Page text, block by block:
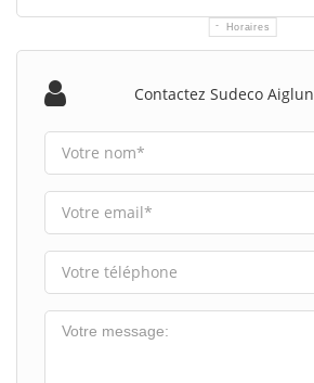
Horaires
Contactez Sudeco Aiglun